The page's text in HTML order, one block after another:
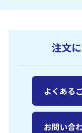
注文
よくある
お問い合